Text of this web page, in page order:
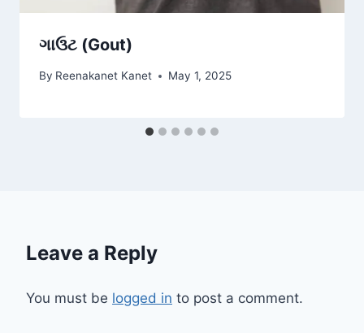
ગાઉટ (Gout)
By Reenakanet Kanet May 1, 2025
Leave a Reply
You must be logged in to post a comment.